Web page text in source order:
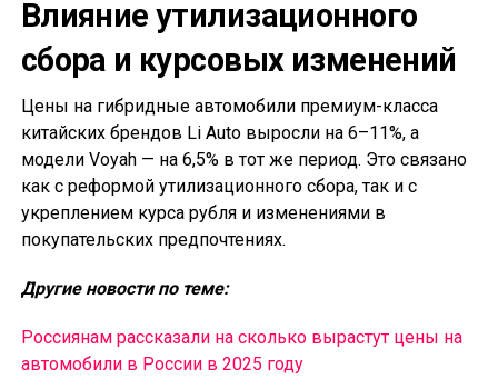
Влияние утилизационного
сбора и курсовых изменений
Цены на гибридные автомобили премиум-класса
китайских брендов Li Auto выросли на 6–11%, а
модели Voyah — на 6,5% в тот же период. Это связано
как с реформой утилизационного сбора, так и с
укреплением курса рубля и изменениями в
покупательских предпочтениях.
Другие новости по теме:
Россиянам рассказали на сколько вырастут цены на
автомобили в России в 2025 году